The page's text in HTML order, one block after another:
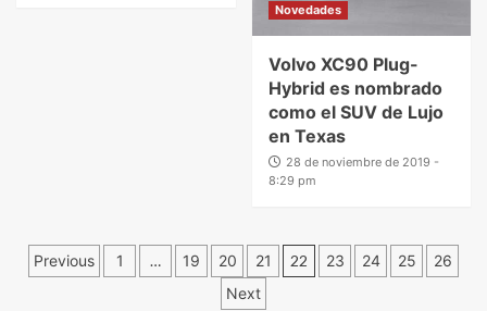
Novedades
Volvo XC90 Plug-
Hybrid es nombrado
como el SUV de Lujo
en Texas
28 de noviembre de 2019 -
8:29 pm
Previous 1 … 19 20 21 22 23 24 25
26
Next